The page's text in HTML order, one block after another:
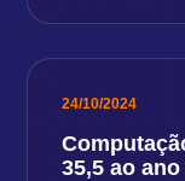
24/10/2024
35,5 ao